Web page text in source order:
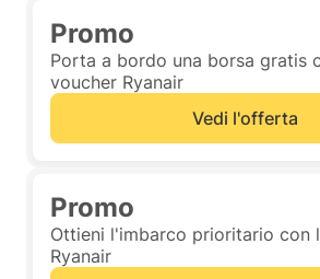
Promo
Porta a bordo una borsa gratis
voucher Ryanair
Vedi l'offerta
Promo
Ottieni l'imbarco prioritario con
Ryanair